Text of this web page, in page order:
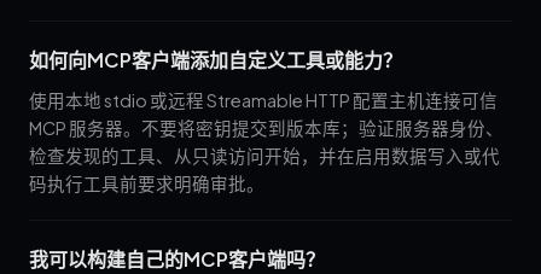
如何向MCP客户端添加自定义工具或能力？
使用本地 stdio 或远程 Streamable HTTP 配置主机连接可信
MCP 服务器。不要将密钥提交到版本库；验证服务器身份、
检查发现的工具、从只读访问开始，并在启用数据写入或代
码执行工具前要求明确审批。
我可以构建自己的MCP客户端吗？